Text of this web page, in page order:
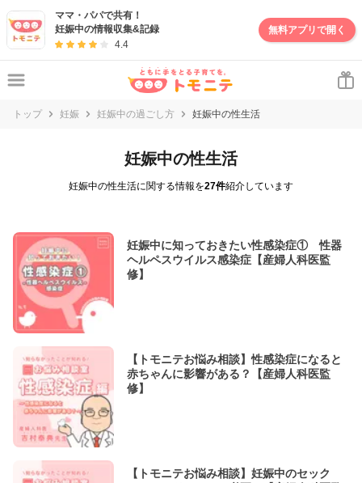
ママ・パパで共有！
妊娠中の情報収集&記録
4.4
無料アプリで開く
トップ 妊娠 妊娠中の過ごし方 妊娠中の性生活
妊娠中の性生活
妊娠中の性生活に関する情報を27件紹介しています
妊娠中に知っておきたい性感染症① 性器
ヘルペスウイルス感染症【産婦人科医監
修】
【トモニテお悩み相談】性感染症になると
赤ちゃんに影響がある？【産婦人科医監
修】
【トモニテお悩み相談】妊娠中のセック